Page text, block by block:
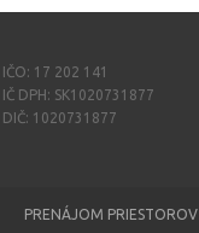
IČO: 17 202 141
IČ DPH: SK1020731877
DIČ: 1020731877
PRENÁJOM PRIESTOROV